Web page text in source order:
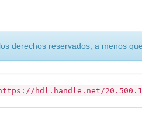
derechos reservados, a menos
hdl.handle.net/